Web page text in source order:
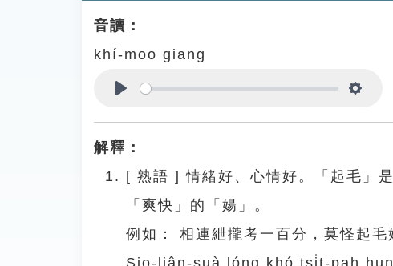
音讀：
khí-moo giang
解釋：
[ 熟語 ]情緒好、心情好。「起毛」
「爽快」的「婸」。
例如：
相連紲攏考一百分，莫怪起毛
Sio-liân-suà lóng khó tsi̍t-pah